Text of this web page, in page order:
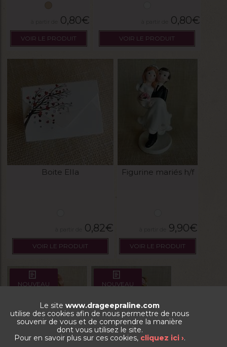
0,80€
VOIR LE PRODUIT
0,80€
VOIR LE PRODUIT
Boite Ella
0,82€
VOIR LE PRODUIT
Figurine mariés h/f
9,90€
VOIR LE PRODUIT
NOUVEAU NOUVEAU
Le site www.drageepraline.com
utilise des cookies afin de nous permettre de nous
souvenir de vous et de comprendre la manière
dont vous utilisez le site.
Pour en savoir plus sur ces cookies, cliquez ici ›.